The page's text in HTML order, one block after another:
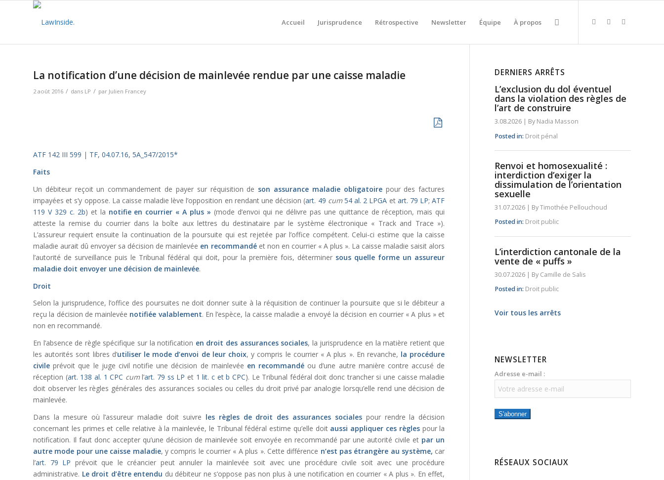
Accueil Jurisprudence Rétrospective Newsletter Équipe À propos
La notification d’une décision de mainlevée rendue par une caisse maladie
2 août 2016 / dans LP / par Julien Francey
ATF 142 III 599 | TF, 04.07.16, 5A_547/2015*
Faits
Un débiteur reçoit un commandement de payer sur réquisition de son assurance maladie obligatoirepour des factures
impayées et s’y oppose. La caisse maladie lève l’opposition en rendant une décision (art. 49 cum 54 al. 2 LPGA et art. 79 LP;ATF
119 V 329 c. 2b) et la notifie en courrier « A plus » (mode d’envoi qui ne délivre pas une quittance de réception, mais qui
atteste la remise du courrier dans la boîte aux lettres du destinataire par le système électronique « Track and Trace »).
L’assureur requiert ensuite la continuation de la poursuite qui est rejetée par l’office compétent. Celui-ci estime que la caisse
maladie aurait dû envoyer sa décision de mainlevée en recommandéet non en courrier « A plus ». La caisse maladie saisit alors
l’autorité de surveillance puis le Tribunal fédéral qui doit, pour la première fois, déterminer sous quelle forme un assureur
maladie doit envoyer une décision de mainlevée.
Droit
Selon la jurisprudence, l’office des poursuites ne doit donner suite à la réquisition de continuer la poursuite que si le débiteur a
reçu la décision de mainlevée notifiée valablement. En l’espèce, la caisse maladie a envoyé la décision en courrier « A plus » et
non en recommandé.
En l’absence de règle spécifique sur la notification en droit des assurances sociales, la jurisprudence en la matière retient que
les autorités sont libres d’utiliser le mode d’envoi de leur choix, y compris le courrier « A plus ». En revanche, la procédure
civile prévoit que le juge civil notifie une décision de mainlevée en recommandé ou d’une autre manière contre accusé de
réception (art. 138 al. 1 CPC cuml’art. 79 ss LP et 1 lit. c et b CPC). Le Tribunal fédéral doit donc trancher si une caisse maladie
doit observer les règles générales des assurances sociales ou celles du droit privé par analogie lorsqu’elle rend une décision de
mainlevée.
Dans la mesure où l’assureur maladie doit suivre les règles de droit des assurances socialespour rendre la décision
concernant les primes et celle relative à la mainlevée, le Tribunal fédéral estime qu’elle doit aussi appliquer ces règlespour la
notification. Il faut donc accepter qu’une décision de mainlevée soit envoyée en recommandé par une autorité civile et par un
autre mode pour une caisse maladie, y compris le courrier « A plus ». Cette différence n’est pas étrangère au système, car
l’art. 79 LP prévoit que le créancier peut annuler la mainlevée soit avec une procédure civile soit avec une procédure
administrative. Le droit d’être entendu du débiteur ne s’oppose pas non plus à une notification en courrier « A plus ». En effet,
DERNIERS ARRÊTS
L’exclusion du dol éventuel
dans la violation des règles de
l’art de construire
3.08.2026 | By Nadia Masson
Posted in: Droit pénal
Renvoi et homosexualité :
interdiction d’exiger la
dissimulation de l’orientation
sexuelle
31.07.2026 | ByTimothée Pellouchoud
Posted in: Droit public
L’interdiction cantonale de la
vente de « puffs »
30.07.2026 | By Camille de Salis
Posted in: Droit public
Voir tous les arrêts
NEWSLETTER
Adresse e-mail :
S'abonner
RÉSEAUX SOCIAUX